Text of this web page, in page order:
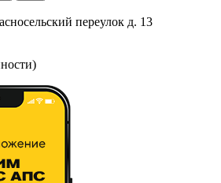
переулок д. 13